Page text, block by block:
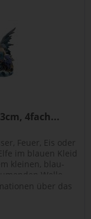
4fach...
Feuer, Eis oder
im blauen Kleid
kleinen, blau-
Welle.
über das